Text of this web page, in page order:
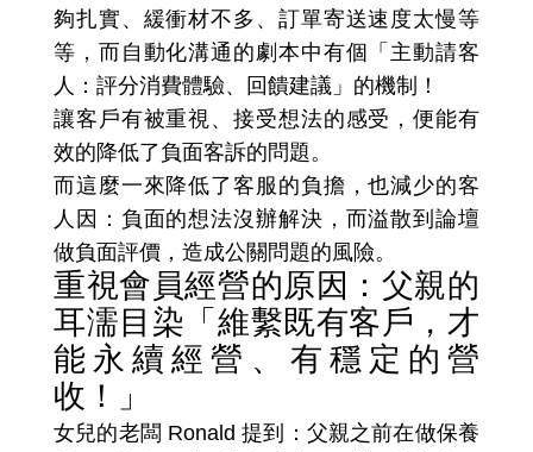
夠扎實、緩衝材不多、訂單寄送速度太慢等
等，而自動化溝通的劇本中有個「主動請客
人：評分消費體驗、回饋建議」的機制！
讓客戶有被重視、接受想法的感受，便能有
效的降低了負面客訴的問題。
而這麼一來降低了客服的負擔，也減少的客
人因：負面的想法沒辦解決，而溢散到論壇
做負面評價，造成公關問題的風險。
重視會員經營的原因：父親的
耳濡目染「維繫既有客戶，才
能永續經營、有穩定的營
收！」
女兒的老闆 Ronald 提到：父親之前在做保養